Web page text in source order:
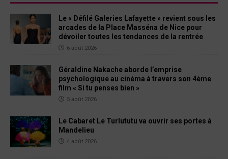
Le « Défilé Galeries Lafayette » revient sous les
arcades de la Place Masséna de Nice pour
dévoiler toutes les tendances de la rentrée
6 août 2026
Géraldine Nakache aborde l’emprise
psychologique au cinéma à travers son 4ème
film « Si tu penses bien »
5 août 2026
Le Cabaret Le Turlututu va ouvrir ses portes à
Mandelieu
4 août 2026